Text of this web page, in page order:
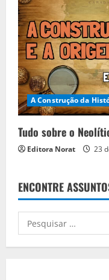
A Construção da
Tudo sobre o
Editora Norat 23
ENCONTRE
Pesquisar
por: